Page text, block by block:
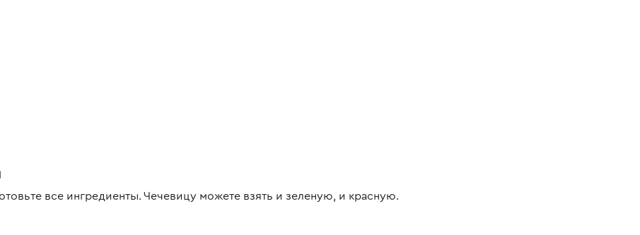
все ингредиенты. Чечевицу можете взять и зеленую, и красную.